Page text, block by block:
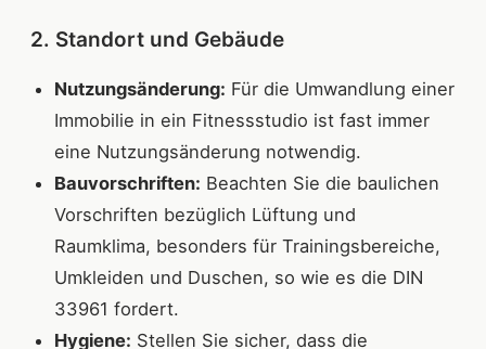
2. Standort und Gebäude
Nutzungsänderung: Für die Umwandlung einer
Immobilie in ein Fitnessstudio ist fast immer
eine Nutzungsänderung notwendig.
Bauvorschriften: Beachten Sie die baulichen
Vorschriften bezüglich Lüftung und
Raumklima, besonders für Trainingsbereiche,
Umkleiden und Duschen, so wie es die DIN
33961 fordert.
Hygiene: Stellen Sie sicher, dass die